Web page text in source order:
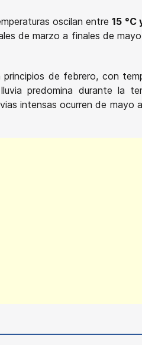
oscilan entre15 °C
de marzo a finales de
de febrero, con
predomina durante la
intensas ocurren de